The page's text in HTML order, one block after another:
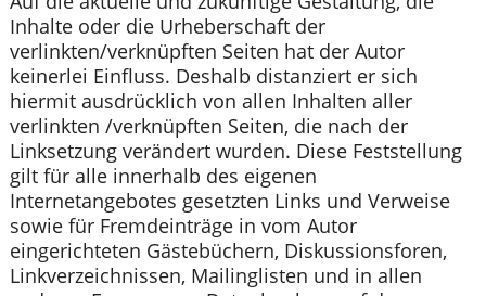
Inhalte oder die Urheberschaft der
verlinkten/verknüpften Seiten hat der Autor
keinerlei Einfluss. Deshalb distanziert er sich
hiermit ausdrücklich von allen Inhalten aller
verlinkten /verknüpften Seiten, die nach der
Linksetzung verändert wurden. Diese Feststellung
gilt für alle innerhalb des eigenen
Internetangebotes gesetzten Links und Verweise
sowie für Fremdeinträge in vom Autor
eingerichteten Gästebüchern, Diskussionsforen,
Linkverzeichnissen, Mailinglisten und in allen